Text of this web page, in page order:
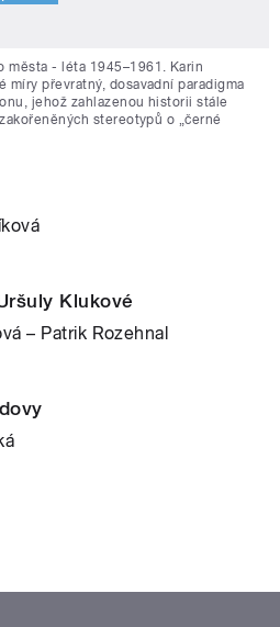
města - léta 1945–1961. Karin
míry převratný, dosavadní paradigma
jehož zahlazenou historii stále
stereotypů o „černé
Klukové
– Patrik Rozehnal